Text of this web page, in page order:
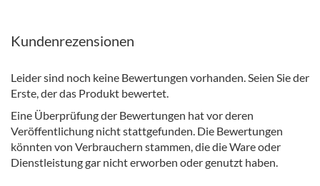
Kundenrezensionen
Leider sind noch keine Bewertungen vorhanden. Seien Sie der
Erste, der das Produkt bewertet.
Eine Überprüfung der Bewertungen hat vor deren
Veröffentlichung nicht stattgefunden. Die Bewertungen
könnten von Verbrauchern stammen, die die Ware oder
Dienstleistung gar nicht erworben oder genutzt haben.